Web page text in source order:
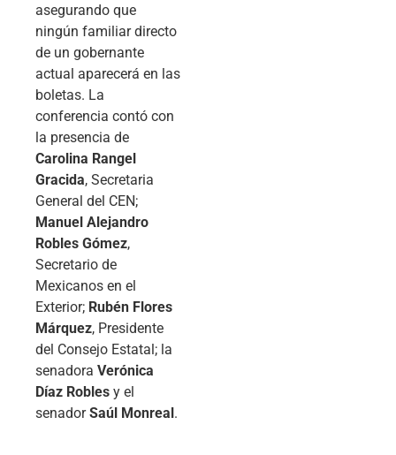
asegurando que
ningún familiar directo
de un gobernante
actual aparecerá en las
boletas. La
conferencia contó con
la presencia de
Carolina Rangel
Gracida, Secretaria
General del CEN;
Manuel Alejandro
Robles Gómez,
Secretario de
Mexicanos en el
Exterior; Rubén Flores
Márquez, Presidente
del Consejo Estatal; la
senadora Verónica
Díaz Robles y el
senadorSaúl Monreal.